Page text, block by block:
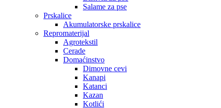
Salame za pse
Prskalice
Akumulatorske prskalice
Repromaterijal
Agrotekstil
Cerade
Domaćinstvo
Dimovne cevi
Kanapi
Katanci
Kazan
Kotlići